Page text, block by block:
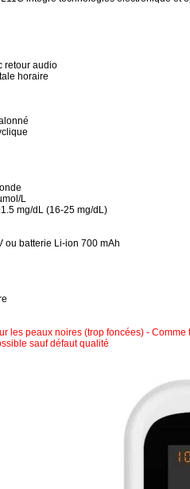
retour audio
horaire
L
mg/dL (16‑25 mg/dL)
ou batterie Li-ion 700 mAh
les peaux noires (trop foncées) -
sauf défaut qualité